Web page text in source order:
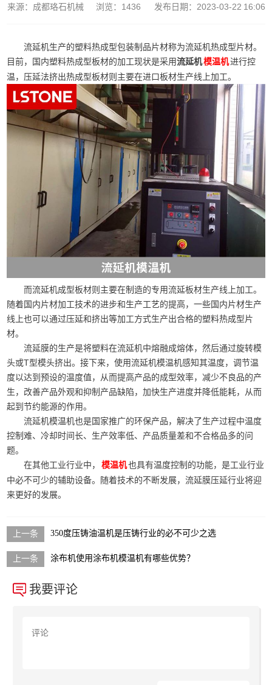
来源：成都珞石机械 浏览：1436 发布日期：2023-03-22 16:06
流延机生产的塑料热成型包装制品片材称为流延机热成型片材。
目前，国内塑料热成型板材的加工现状是采用流延机模温机进行控
温，压延法挤出热成型板材则主要在进口板材生产线上加工。
而流延机成型板材则主要在制造的专用流延板材生产线上加工。
随着国内片材加工技术的进步和生产工艺的提高，一些国内片材生产
线上也可以通过压延和挤出等加工方式生产出合格的塑料热成型片
材。
流延膜的生产是将塑料在流延机中熔融成熔体，然后通过旋转模
头或T型模头挤出。接下来，使用流延机模温机感知其温度，调节温
度以达到预设的温度值，从而提高产品的成型效率，减少不良品的产
生，改善产品外观和抑制产品缺陷，加快生产进度并降低能耗，从而
起到节约能源的作用。
流延机模温机也是国家推广的环保产品，解决了生产过程中温度
控制难、冷却时间长、生产效率低、产品质量差和不合格品多的问
题。
在其他工业行业中，
模温机也具有温度控制的功能，是工业行业
中必不可少的辅助设备。随着技术的不断发展，流延膜压延行业将迎
来更好的发展。
350度压铸油温机是压铸行业的必不可少之选
涂布机使用涂布机模温机有哪些优势？
我要评论